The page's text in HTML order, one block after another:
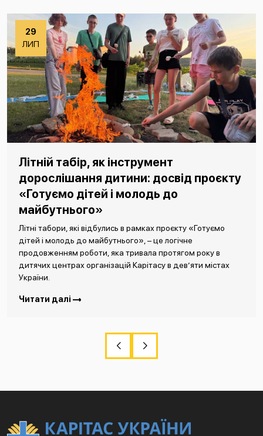
29
ЛИП
Літній табір, як інструмент
дорослішання дитини: досвід проєкту
«Готуємо дітей і молодь до
майбутнього»
Літні табори, які відбулись в рамках проєкту «Готуємо
дітей і молодь до майбутнього», – це логічне
продовженням роботи, яка тривала протягом року в
дитячих центрах організацій Карітасу в дев’яти містах
України.
Читати далі